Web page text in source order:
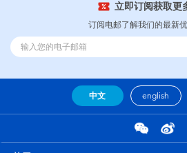
立即订阅获取更
订阅电邮了解我们的最新
中文 english